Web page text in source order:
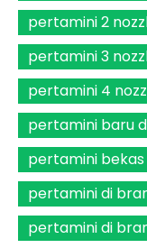
pertamini 2
pertamini 3
pertamini 4
pertamini baru
pertamini
pertamini di
pertamini di